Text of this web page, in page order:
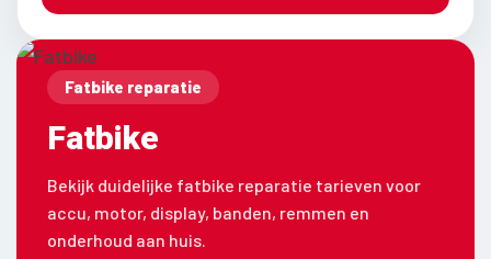
Fatbike reparatie
Fatbike
Bekijk duidelijke fatbike reparatie tarieven voor
accu, motor, display, banden, remmen en
onderhoud aan huis.